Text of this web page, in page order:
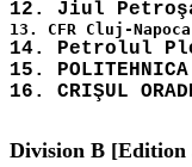
14. Petrolul
15.